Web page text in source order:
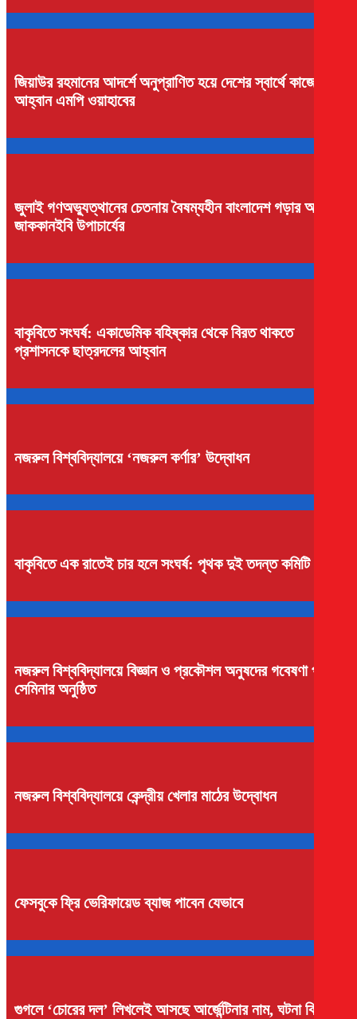
জিয়াউর রহমানের আদর্শে অনুপ্রাণিত হয়ে দেশের স্বার্থে কাজের
আহ্বান এমপি ওয়াহাবের
জুলাই গণঅভ্যুত্থানের চেতনায় বৈষম্যহীন বাংলাদেশ গড়ার আহ্বান
জাককানইবি উপাচার্যের
বাকৃবিতে সংঘর্ষ: একাডেমিক বহিষ্কার থেকে বিরত থাকতে
প্রশাসনকে ছাত্রদলের আহ্বান
নজরুল বিশ্ববিদ্যালয়ে ‘নজরুল কর্ণার’ উদ্বোধন
বাকৃবিতে এক রাতেই চার হলে সংঘর্ষ: পৃথক দুই তদন্ত কমিটি গঠন
নজরুল বিশ্ববিদ্যালয়ে বিজ্ঞান ও প্রকৌশল অনুষদের গবেষণা প্রকল্প
সেমিনার অনুষ্ঠিত
নজরুল বিশ্ববিদ্যালয়ে কেন্দ্রীয় খেলার মাঠের উদ্বোধন
ফেসবুকে ফ্রি ভেরিফায়েড ব্যাজ পাবেন যেভাবে
গুগলে ‘চোরের দল’ লিখলেই আসছে আর্জেন্টিনার নাম, ঘটনা কি